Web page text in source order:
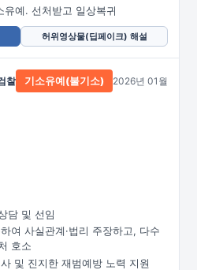
유예. 선처받고 일상복귀
허위영상물(딥페이크) 해설
찰 기소유예(불기소) 2026년 01월
담 및 선임
여 사실관계·법리 주장하고, 다수
호소
및 진지한 재범예방 노력 지원